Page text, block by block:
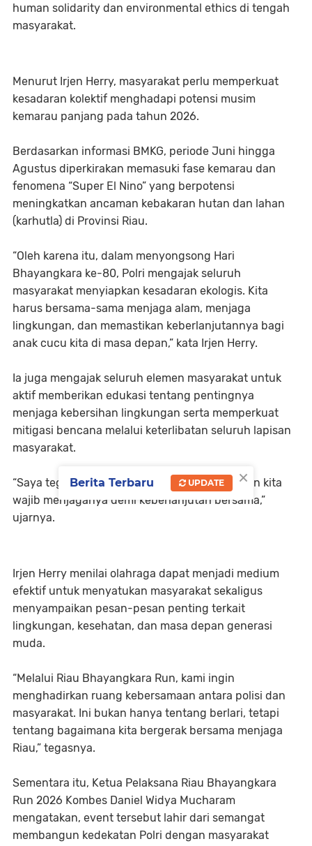
human solidarity dan environmental ethics di tengah
masyarakat.
Menurut Irjen Herry, masyarakat perlu memperkuat
kesadaran kolektif menghadapi potensi musim
kemarau panjang pada tahun 2026.
Berdasarkan informasi BMKG, periode Juni hingga
Agustus diperkirakan memasuki fase kemarau dan
fenomena “Super El Nino” yang berpotensi
meningkatkan ancaman kebakaran hutan dan lahan
(karhutla) di Provinsi Riau.
“Oleh karena itu, dalam menyongsong Hari
Bhayangkara ke-80, Polri mengajak seluruh
masyarakat menyiapkan kesadaran ekologis. Kita
harus bersama-sama menjaga alam, menjaga
lingkungan, dan memastikan keberlanjutannya bagi
anak cucu kita di masa depan,” kata Irjen Herry.
Ia juga mengajak seluruh elemen masyarakat untuk
aktif memberikan edukasi tentang pentingnya
menjaga kebersihan lingkungan serta memperkuat
mitigasi bencana melalui keterlibatan seluruh lapisan
masyarakat.
“Saya tegaskan bahwa bumi ini hanya satu dan kita
wajib menjaganya demi keberlanjutan bersama,”
ujarnya.
Irjen Herry menilai olahraga dapat menjadi medium
efektif untuk menyatukan masyarakat sekaligus
menyampaikan pesan-pesan penting terkait
lingkungan, kesehatan, dan masa depan generasi
muda.
“Melalui Riau Bhayangkara Run, kami ingin
menghadirkan ruang kebersamaan antara polisi dan
masyarakat. Ini bukan hanya tentang berlari, tetapi
tentang bagaimana kita bergerak bersama menjaga
Riau,” tegasnya.
Sementara itu, Ketua Pelaksana Riau Bhayangkara
Run 2026 Kombes Daniel Widya Mucharam
mengatakan, event tersebut lahir dari semangat
membangun kedekatan Polri dengan masyarakat
×
Berita Terbaru UPDATE